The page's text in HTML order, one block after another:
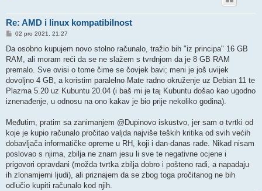
Re: AMD i linux kompatibilnost
P
s
02 pro 2021, 21:27
Da osobno kupujem novo stolno računalo, tražio bih "iz principa" 16 GB
RAM, ali moram reći da se ne slažem s tvrdnjom da je 8 GB RAM
premalo. Sve ovisi o tome čime se čovjek bavi; meni je još uvijek
dovoljno 4 GB, a koristim paralelno Mate radno okruženje uz Debian 11 te
Plazma 5.20 uz Kubuntu 20.04 (i baš mi je taj Kubuntu došao kao ugodno
iznenađenje, u odnosu na ono kakav je bio prije nekoliko godina).
Međutim, pratim sa zanimanjem @Dupinovo iskustvo, jer sam o tvrtki od
koje je kupio računalo pročitao valjda najviše teških kritika od svih većih
dobavljača informatičke opreme u RH, koji i dan-danas rade. Nikad nisam
poslovao s njima, zbilja ne znam jesu li sve te negativne ocjene i
prigovori opravdani (možda tvrtka zbilja dobro i pošteno radi, a napadaju
ih zlonamjerni ljudi), ali priznajem da se zbog toga pročitanog ne bih
odlučio kupiti računalo kod njih.